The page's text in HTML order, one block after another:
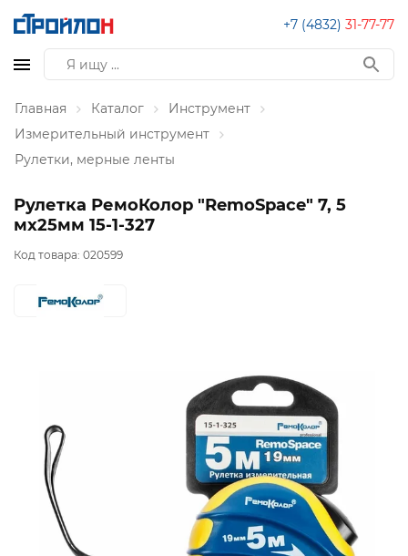
+7 (4832) 31-77-77
Главная Каталог
Инструмент
Измерительный инструмент
Рулетки, мерные ленты
Рулетка РемоКолор "RemoSpace" 7, 5
мх25мм 15-1-327
Код товара: 020599